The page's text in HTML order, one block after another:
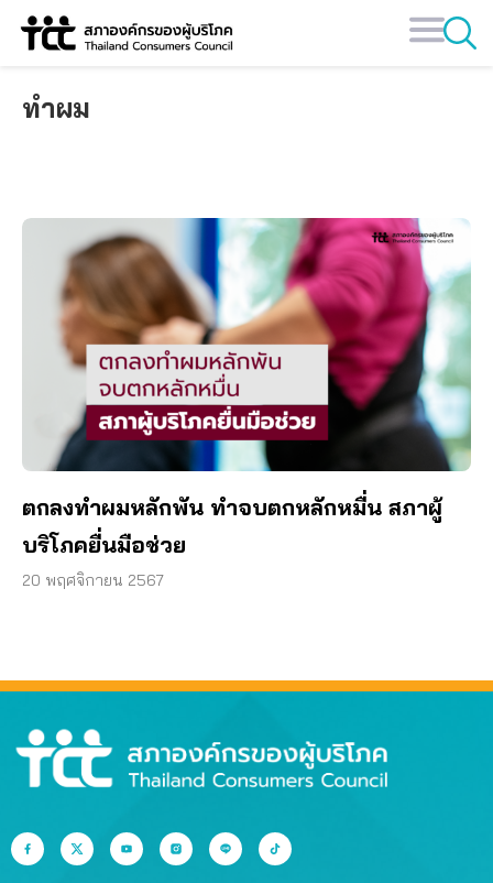
Skip
ทำผม
ตกลงทำผมหลักพัน ทำจบตกหลักหมื่น สภาผู้
บริโภคยื่นมือช่วย
20 พฤศจิกายน 2567